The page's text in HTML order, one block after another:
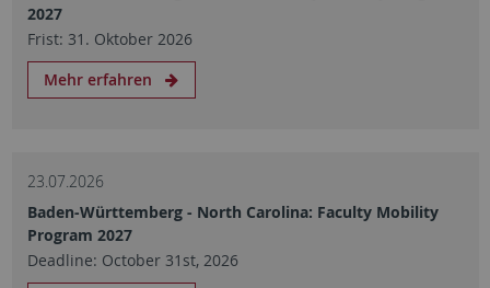
2027
Frist: 31. Oktober 2026
Mehr erfahren
23.07.2026
Baden-Württemberg - North Carolina: Faculty Mobility
Program 2027
Deadline: October 31st, 2026